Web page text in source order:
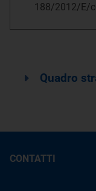
188/2012/E/
Quadro
CONTATTI